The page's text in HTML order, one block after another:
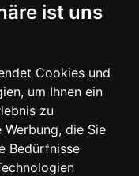
ist uns
Cookies und
um Ihnen ein
zu
die Sie
Bedürfnisse
Formate und weitere Einflüsse